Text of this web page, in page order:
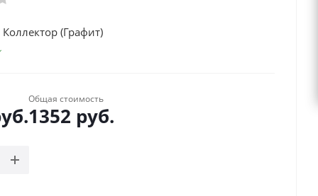
Коллектор (Графит)
Общая стоимость
1352 руб.